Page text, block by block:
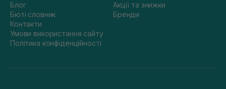
Блог
Бюті словник
Контакти
Умови використання сайту
Політика конфіденційності
Акції та знижки
Бренди